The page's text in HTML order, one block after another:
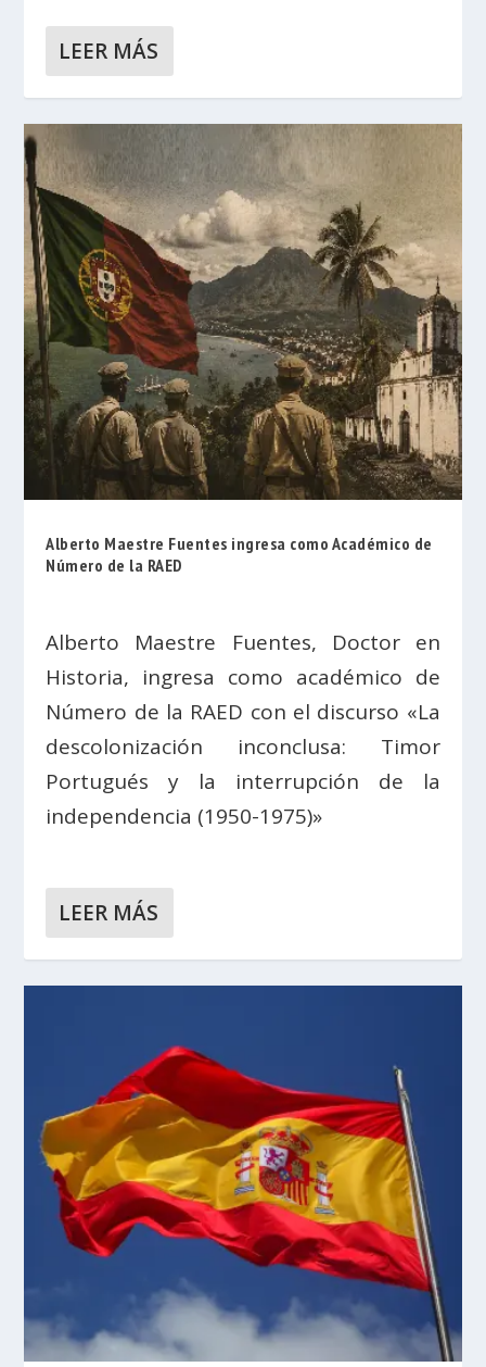
LEER MÁS
Alberto Maestre Fuentes ingresa como Académico de
Número de la RAED
Alberto Maestre Fuentes, Doctor en
Historia, ingresa como académico de
Número de la RAED con el discurso «La
descolonización inconclusa: Timor
Portugués y la interrupción de la
independencia (1950-1975)»
LEER MÁS